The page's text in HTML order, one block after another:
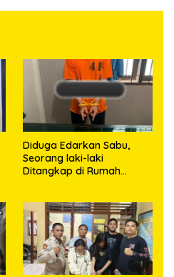
Diduga Edarkan Sabu,
Seorang laki-laki
Ditangkap di Rumah
Puluhan Plastik Klip